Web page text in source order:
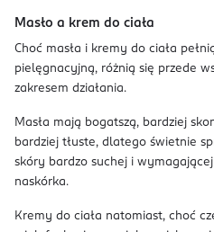
Masło a krem do ciała
Choć masła i kremy do ciała
pielęgnacyjną, różnią się przede
zakresem działania.
Masła mają bogatszą, bardziej
bardziej tłuste, dlatego świetnie
skóry bardzo suchej i
naskórka.
Kremy do ciała natomiast, choć